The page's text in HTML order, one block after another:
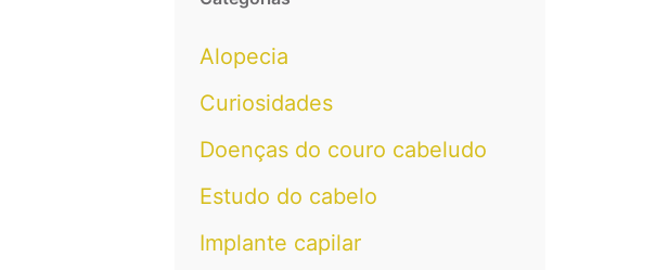
Alopecia
Curiosidades
Doenças do couro cabeludo
Estudo do cabelo
Implante capilar